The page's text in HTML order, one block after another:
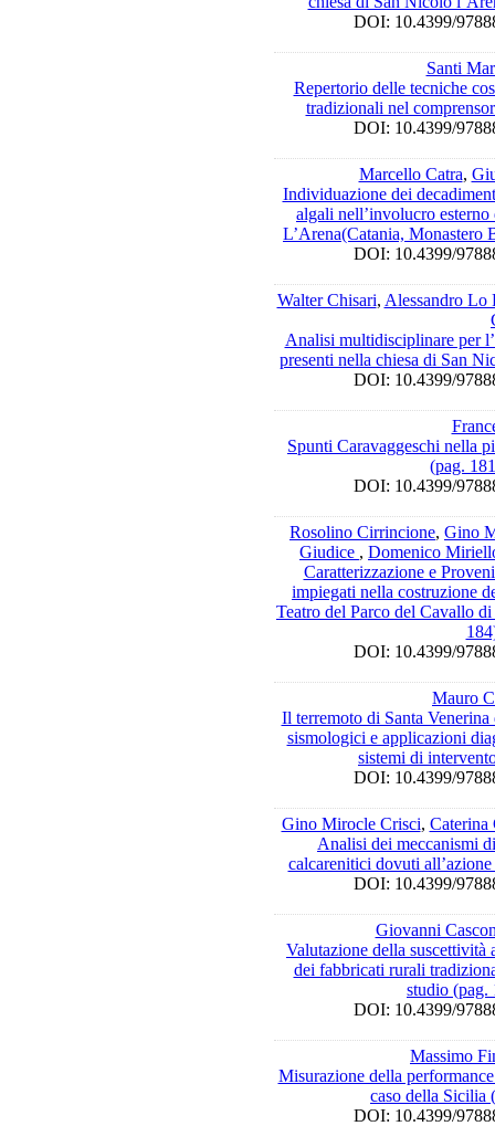
DOI: 10.4399/
Santi
Repertorio delle tecniche
tradizionali nel
DOI: 10.4399/
Marcello Catra,
Individuazione dei
algali nell’involucro
L’Arena(Catania, Monastero
DOI: 10.4399/
Walter Chisari, Alessandro Lo
Analisi multidisciplinare per
presenti nella chiesa di San
DOI: 10.4399/
Spunti Caravaggeschi nella
(pag.
DOI: 10.4399/
Rosolino Cirrincione, Gino
Giudice , Domenico
Caratterizzazione e
impiegati nella costruzione
Teatro del Parco del Cavallo
DOI: 10.4399/
Mauro
Il terremoto di Santa
sismologici e applicazioni
sistemi di
DOI: 10.4399/
Gino Mirocle Crisci, Caterina
Analisi dei meccanismi
calcarenitici dovuti
DOI: 10.4399/
Giovanni
Valutazione della
dei fabbricati rurali
studio (pag.
DOI: 10.4399/
Massimo
Misurazione della
caso della Sicilia
DOI: 10.4399/